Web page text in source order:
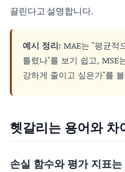
끌린다고 설명합니다.
예시 정리: MAE는 "평균적
틀렸나"를 보기 쉽고, MSE
강하게 줄이고 싶은가"를
헷갈리는 용어와 차
손실 함수와 평가 지표